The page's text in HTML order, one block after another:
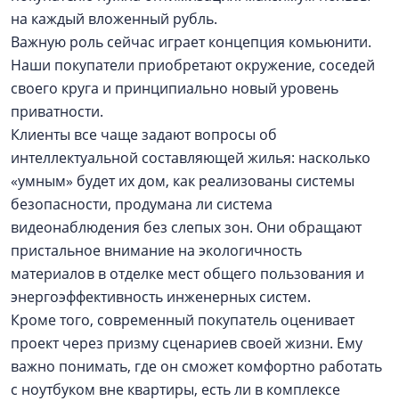
на каждый вложенный рубль.
Важную роль сейчас играет концепция комьюнити.
Наши покупатели приобретают окружение, соседей
своего круга и принципиально новый уровень
приватности.
Клиенты все чаще задают вопросы об
интеллектуальной составляющей жилья: насколько
«умным» будет их дом, как реализованы системы
безопасности, продумана ли система
видеонаблюдения без слепых зон. Они обращают
пристальное внимание на экологичность
материалов в отделке мест общего пользования и
энергоэффективность инженерных систем.
Кроме того, современный покупатель оценивает
проект через призму сценариев своей жизни. Ему
важно понимать, где он сможет комфортно работать
с ноутбуком вне квартиры, есть ли в комплексе